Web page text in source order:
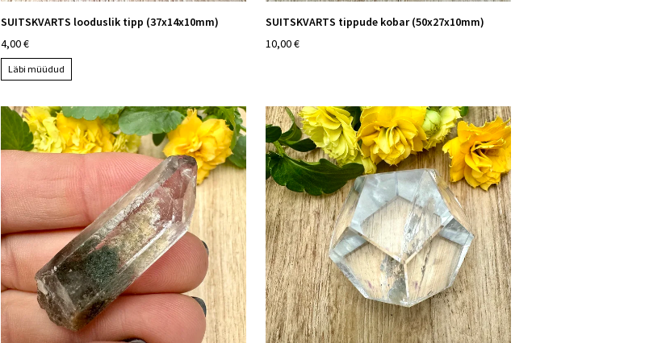
SUITSKVARTS looduslik tipp (37x14x10mm)
4,00 €
Läbi müüdud
SUITSKVARTS tippude kobar (50x27x10mm)
10,00 €